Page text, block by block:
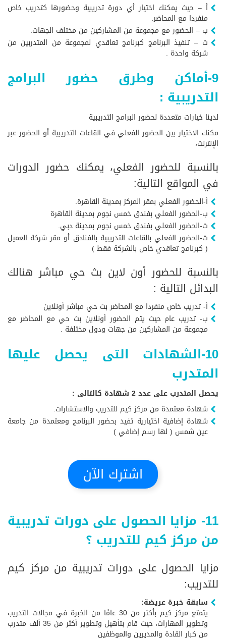
أ – حيث يمكنك اختيار أي دورة تدريبية وحضورها كتدريب خاص
منفردا مع المحاضر.
ب – الحضور مع مجموعة من المشاركين من مختلف الجهات.
ت – تنفيذ البرنامج كبرنامج تعاقدي لمجموعة من المتدربين من
شركة واحدة .
9-أماكن وطرق حضور البرامج
التدريبية :
لدينا خيارات متعددة لحضور البرامج التدريبية
مكنك الاختيار بين الحضور الفعلي في القاعات التدريبية أو الحضور عبر
الإنترنت،
بالنسبة للحضور الفعلي، يمكنك حضور الدورات
في المواقع التالية:
أ-الحضور الفعلي بمقر المركز بمدينة القاهرة.
ب-الحضور الفعلي بفندق خمس نجوم بمدينة القاهرة
ت-الحضور الفعلي بفندق خمس نجوم بمدينة دبي.
ث-الحضور الفعلي بالقاعات التدريبية بالفنادق أو مقر شركة العميل
( كبرنامج تعاقدي خاص بالشركة فقط )
بالنسبة للحضور أون لاين بث حي مباشر هنالك
البدائل التالية :
أ- تدريب خاص منفردا مع المحاضر بث حي مباشر أونلاين
ب- تدريب عام حيث يتم الحضور أونلاين بث حي مع المحاضر مع
مجموعة من المشاركين من جهات ودول مختلفة .
10-الشهادات التى يحصل عليها
المتدرب
يحصل المتدرب على عدد 2 شهادة كالتالى :
شهادة معتمدة من مركز كيم للتدريب والاستشارات.
شهادة إضافية اختيارية تفيد بحضور البرنامج ومعتمدة من جامعة
عين شمس ( لها رسم إضافي )
اشترك الآن
11- مزايا الحصول على دورات تدريبية
من مركز كيم للتدريب ؟
مزايا الحصول على دورات تدريبية من مركز كيم
للتدريب:
سابقة خبرة عريضة:
يتمتع مركز كيم بأكثر من 30 عامًا من الخبرة في مجالات التدريب
وتطوير المهارات، حيث قام بتأهيل وتطوير أكثر من 35 ألف متدرب
من كبار القادة والمديرين والموظفين